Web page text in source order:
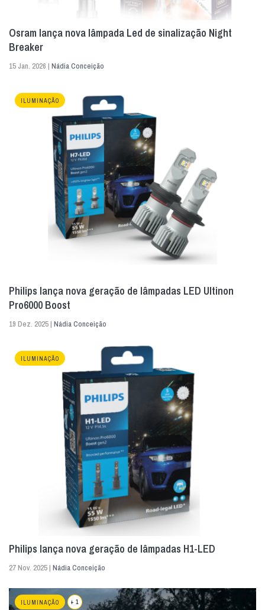
Osram lança nova lâmpada Led de sinalização Night
Breaker
15 Jan. 2026 | Nádia Conceição
ILUMINAÇÃO
Philips lança nova geração de lâmpadas LED Ultinon
Pro6000 Boost
19 Dez. 2025 | Nádia Conceição
ILUMINAÇÃO
Philips lança nova geração de lâmpadas H1-LED
27 Nov. 2025 | Nádia Conceição
ILUMINAÇÃO + 1